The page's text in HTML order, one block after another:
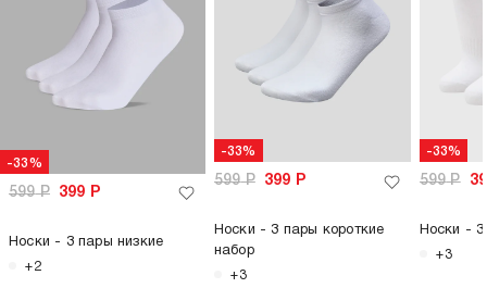
-33%
599Р 399 Р
Носки - 3 пары низкие
+2
-33%
599Р 399 Р
Носки - 3 пары короткие
набор
+3
-33%
599Р
Носки - 3
+3